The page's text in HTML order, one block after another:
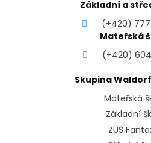
Základní a
(+420)
Mateřská
(+420)
Skupina
Mateřská
Základní
ZUŠ